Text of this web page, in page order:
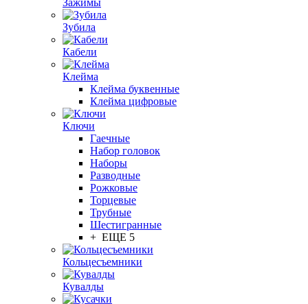
Зажимы
Зубила
Кабели
Клейма
Клейма буквенные
Клейма цифровые
Ключи
Гаечные
Набор головок
Наборы
Разводные
Рожковые
Торцевые
Трубные
Шестигранные
+ ЕЩЕ 5
Кольцесъемники
Кувалды